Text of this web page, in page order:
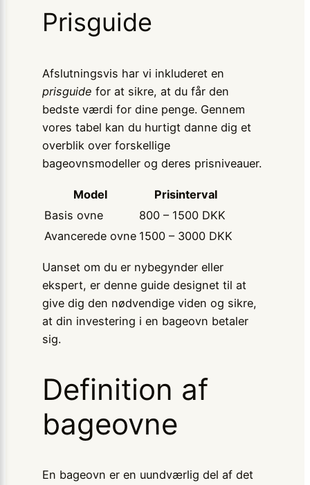
Prisguide
Afslutningsvis har vi inkluderet en
prisguide for at sikre, at du får den
bedste værdi for dine penge. Gennem
vores tabel kan du hurtigt danne dig et
overblik over forskellige
bageovnsmodeller og deres prisniveauer.
Model
Prisinterval
Basis ovne
800 – 1500 DKK
Avancerede ovne 1500 – 3000 DKK
Uanset om du er nybegynder eller
ekspert, er denne guide designet til at
give dig den nødvendige viden og sikre,
at din investering i en bageovn betaler
sig.
Definition af
bageovne
En bageovn er en uundværlig del af det